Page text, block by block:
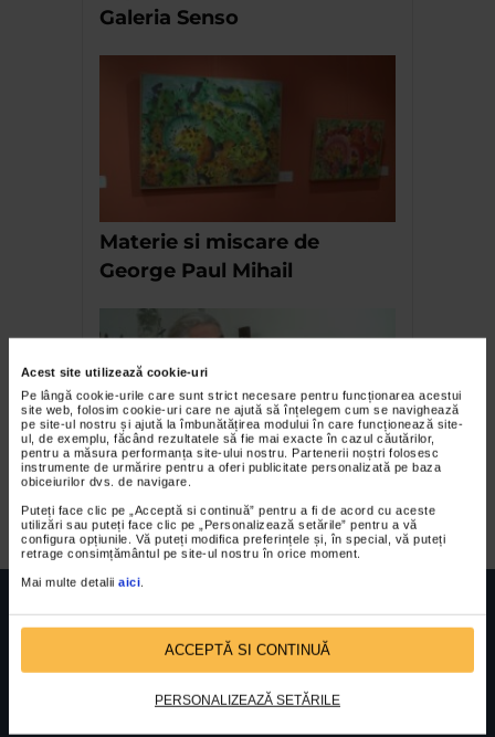
Acest site utilizează cookie-uri
Pe lângă cookie-urile care sunt strict necesare pentru funcționarea acestui
site web, folosim cookie-uri care ne ajută să înțelegem cum se navighează
pe site-ul nostru și ajută la îmbunătățirea modului în care funcționează site-
ul, de exemplu, făcând rezultatele să fie mai exacte în cazul căutărilor,
pentru a măsura performanța site-ului nostru. Partenerii noștri folosesc
instrumente de urmărire pentru a oferi publicitate personalizată pe baza
obiceiurilor dvs. de navigare.
Puteți face clic pe „Acceptă si continuă” pentru a fi de acord cu aceste
utilizări sau puteți face clic pe „Personalizează setările” pentru a vă
configura opțiunile. Vă puteți modifica preferințele și, în special, vă puteți
retrage consimțământul pe site-ul nostru în orice moment.
Mai multe detalii aici
ACCEPTĂ SI CONTINUĂ
PERSONALIZEAZĂ SETĂRILE
Galeria Senso
Materie si miscare de
George Paul Mihail
Mihai Topescu – Destainuiri
Cod fiscal: 9164384Sediu social: Str. Delfinului, Nr. 6, parter Bl. 42,